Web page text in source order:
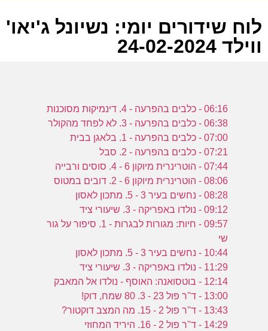
לוח שידורים יומי: נשיונל ג'יאו'
ווילד 24-02-2024
06:16 - כלבים בהפרעה - 4. דינמיקות מסוכנות
06:38 - כלבים בהפרעה - 3. לא לפחד מהקולר
07:00 - כלבים בהפרעה - 1. בלאגן בבית
07:21 - כלבים בהפרעה - 2. סבל
07:44 - הוטרינרית מיוקון 6 - 4. סוסים ורבייה
08:06 - הוטרינרית מיוקון 6 - 2. דובים במטוס
08:28 - נחשים בעיר 3 - 5. מתכון לאסון
09:12 - נולדו באפריקה - 3. שיעורי ציד
09:57 - חיות: מגורות לבגרות - 1. סיפור על גור
שי
10:44 - נחשים בעיר 3 - 5. מתכון לאסון
11:29 - נולדו באפריקה - 3. שיעורי ציד
12:14 - בוטסואנה: האוסף - נולדו אל המאבק
13:00 - ד''ר פול 23 - 3. 80 שמח, דוק!
13:43 - ד''ר פול 2 - 15. מה המצב דוקטור?
14:29 - ד''ר פול 2 - 16. היריד המחוזי